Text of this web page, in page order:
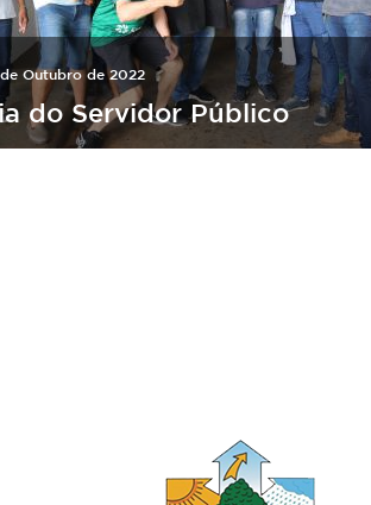
Outubro de 2022
do Servidor Público